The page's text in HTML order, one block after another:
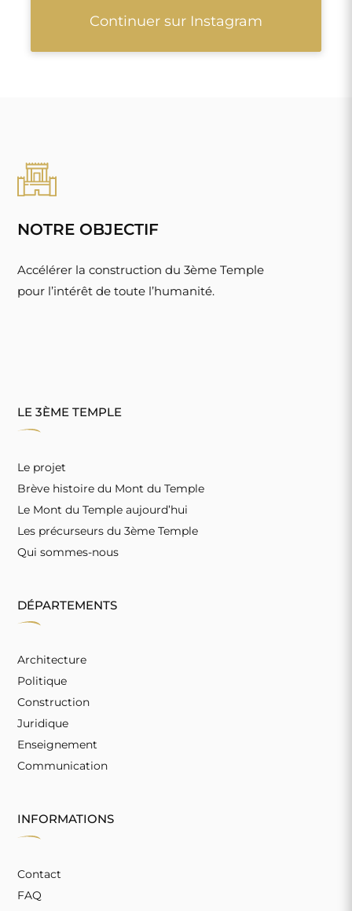
Continuer sur Instagram
NOTRE OBJECTIF
Accélérer la construction du 3ème Temple
pour l’intérêt de toute l’humanité.
LE 3ÈME TEMPLE
Le projet
Brève histoire du Mont du Temple
Le Mont du Temple aujourd’hui
Les précurseurs du 3ème Temple
Qui sommes-nous
DÉPARTEMENTS
Architecture
Politique
Construction
Juridique
Enseignement
Communication
INFORMATIONS
Contact
FAQ